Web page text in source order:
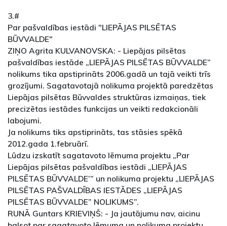
3.#
Par pašvaldības iestādi "LIEPĀJAS PILSĒTAS
BŪVVALDE"
ZIŅO Agrita KULVANOVSKA: - Liepājas pilsētas
pašvaldības iestāde „LIEPĀJAS PILSĒTAS BŪVVALDE”
nolikums tika apstiprināts 2006.gadā un tajā veikti trīs
grozījumi. Sagatavotajā nolikuma projektā paredzētas
Liepājas pilsētas Būvvaldes struktūras izmaiņas, tiek
precizētas iestādes funkcijas un veikti redakcionāli
labojumi.
Ja nolikums tiks apstiprināts, tas stāsies spēkā
2012.gada 1.februārī.
Lūdzu izskatīt sagatavoto lēmuma projektu „Par
Liepājas pilsētas pašvaldības iestādi „LIEPĀJAS
PILSĒTAS BŪVVALDE’” un nolikuma projektu „LIEPĀJAS
PILSĒTAS PAŠVALDĪBAS IESTĀDES „LIEPĀJAS
PILSĒTAS BŪVVALDE” NOLIKUMS”.
RUNĀ Guntars KRIEVIŅŠ: - Ja jautājumu nav, aicinu